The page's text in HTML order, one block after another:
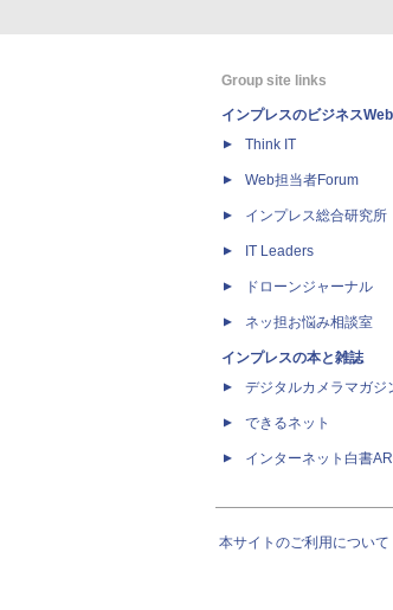
Group site links
インプレスのビジネスWeb
Think IT
Web担当者Forum
インプレス総合研究所
IT Leaders
ドローンジャーナル
ネッ担お悩み相談室
インプレスの本と雑誌
デジタルカメラマガジ
できるネット
インターネット白書
本サイトのご利用について